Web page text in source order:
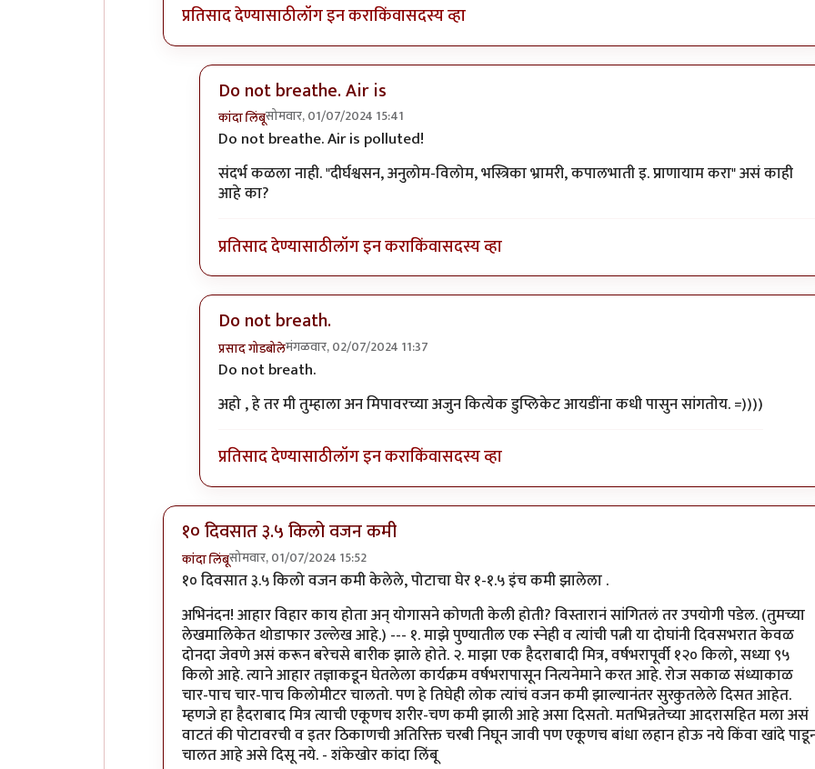
प्रतिसाद देण्यासाठीलॉग इन कराकिंवासदस्य व्हा
Do not breathe. Air is
कांदा लिंबूसोमवार, 01/07/2024 15:41
In reply toवाह. उत्तम.byभागो
Do not breathe. Air is polluted!
संदर्भ कळला नाही. "दीर्घश्वसन, अनुलोम-विलोम, भस्त्रिका भ्रामरी, कपालभाती इ. प्राणायाम करा" असं काही
आहे का?
प्रतिसाद देण्यासाठीलॉग इन कराकिंवासदस्य व्हा
Do not breath.
प्रसाद गोडबोलेमंगळवार, 02/07/2024 11:37
In reply toवाह. उत्तम.
Do not breath.
अहो , हे तर मी तुम्हाला अन मिपावरच्या अजुन कित्येक डुप्लिकेट आयडींना कधी पासुन सांगतोय. =))))
प्रतिसाद देण्यासाठीलॉग इन कराकिंवासदस्य व्हा
१० दिवसात ३.५ किलो वजन कमी
कांदा लिंबूसोमवार, 01/07/2024 15:52
In reply toवाह. उत्तम.byप्रसाद गोडबोले
१० दिवसात ३.५ किलो वजन कमी केलेले, पोटाचा घेर १-१.५ इंच कमी झालेला .
अभिनंदन! आहार विहार काय होता अन् योगासने कोणती केली होती? विस्तारानं सांगितलं तर उपयोगी पडेल. (तुमच्या
लेखमालिकेत थोडाफार उल्लेख आहे.) --- १. माझे पुण्यातील एक स्नेही व त्यांची पत्नी या दोघांनी दिवसभरात केवळ
दोनदा जेवणे असं करून बरेचसे बारीक झाले होते. २. माझा एक हैदराबादी मित्र, वर्षभरापूर्वी १२० किलो, सध्या ९५
किलो आहे.‌ त्याने आहार तज्ञाकडून घेतलेला कार्यक्रम वर्षभरापासून नित्यनेमाने करत आहे. रोज सकाळ संध्याकाळ
चार-पाच चार-पाच किलोमीटर चालतो. पण हे तिघेही लोक त्यांचं वजन कमी झाल्यानंतर सुरकुतलेले दिसत आहेत.
म्हणजे हा हैदराबाद मित्र त्याची एकूणच शरीर-चण कमी झाली आहे असा दिसतो. मतभिन्नतेच्या आदरासहित मला असं
वाटतं की पोटावरची व इतर ठिकाणची अतिरिक्त चरबी निघून जावी पण एकूणच बांधा लहान होऊ नये किंवा खांदे
चालत आहे असे दिसू नये. - शंकेखोर कांदा लिंबू